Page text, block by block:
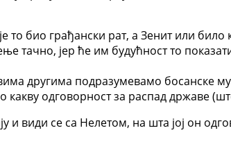
био грађански рат, а Зенит или било
тачно, јер ће им будућност то
другима подразумевамо босанске
одговорност за распад државе
види се са Нелетом, на шта јој он